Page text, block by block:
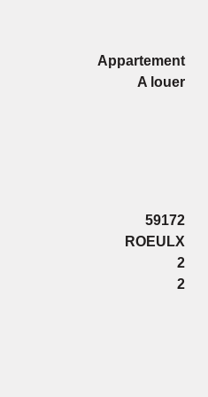
Appartement
A louer
59172
ROEULX
2
2